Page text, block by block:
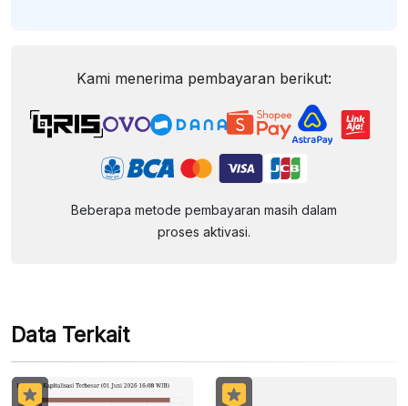
Kami menerima pembayaran berikut:
Beberapa metode pembayaran masih dalam
proses aktivasi.
Data Terkait